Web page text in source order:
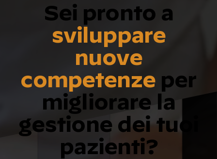
Sei pronto a
sviluppare
nuove
competenzeper
migliorare la
gestione dei tuoi
pazienti?